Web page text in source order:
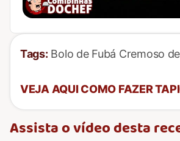
Tags: Bolo de Fubá Cremoso
VEJA AQUI COMO FAZER
Assista o vídeo desta